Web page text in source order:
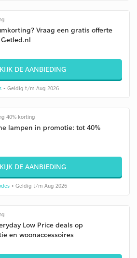
Vraag een gratis offerte
DE AANBIEDING
• Geldig t/m Aug 2026
40% korting
lampen in promotie: tot 40%
DE AANBIEDING
• Geldig t/m Aug 2026
Low Price deals op
en woonaccessoires